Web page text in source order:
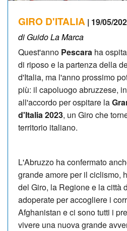
GIRO D'ITALIA | 19/05/
di Guido La Marca
Quest'anno Pescara ha
di riposo e la partenza della
d'Italia, ma l'anno prossimo
più: il capoluogo abruzzese,
all'accordo per ospitare la
d'Italia 2023, un Giro che
territorio italiano.
L'Abruzzo ha confermato
grande amore per il ciclismo,
del Giro, la Regione e la città
adoperate per accogliere i
Afghanistan e ci sono tutti i
vivere una nuova grande